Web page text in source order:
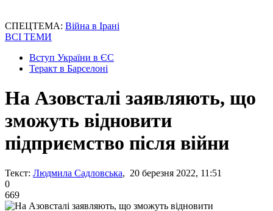
СПЕЦТЕМА: Війна в Ірані
ВСІ ТЕМИ
Вступ України в ЄС
Теракт в Барселоні
На Азовсталі заявляють, що
зможуть відновити
підприємство після війни
Текст: Людмила Садловська, 20 березня 2022, 11:51
0
669